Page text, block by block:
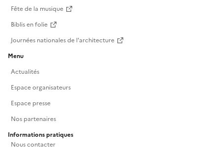
Fête de la musique
Biblis en folie
Journées nationales de l'architecture
Menu
Actualités
Espace organisateurs
Espace presse
Nos partenaires
Informations pratiques
Nous contacter